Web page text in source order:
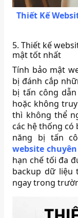
Thiết Kế
5. Thiết kế
mật tốt nhất
Tính bảo mật
bị đánh cắp
bị tấn công
hoặc không
thì không thể
các hệ thống có
năng bị tấn
website
hạn chế tối đa
backup dữ liệu
ngay trong